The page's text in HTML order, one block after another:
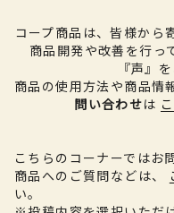
コープ商品は、皆様から
商品開発や改善を行っ
『声』
商品の使用方法や商品情
問い合わせは
こちらのコーナーではお
商品へのご質問などは、
い。